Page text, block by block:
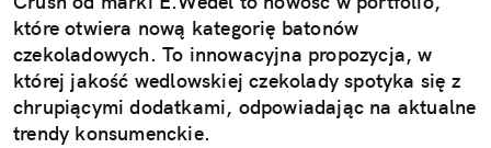
które otwiera nową kategorię batonów
czekoladowych. To innowacyjna propozycja, w
której jakość wedlowskiej czekolady spotyka się z
chrupiącymi dodatkami, odpowiadając na aktualne
trendy konsumenckie.